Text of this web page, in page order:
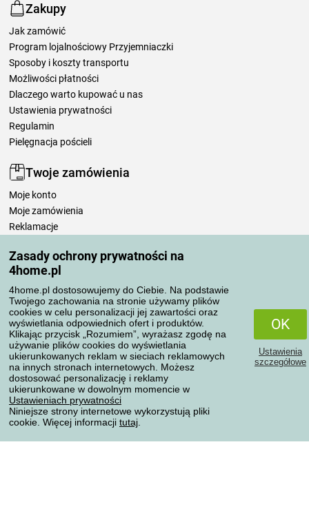
Zasady ochrony prywatności na
4home.pl
4home.pl dostosowujemy do Ciebie. Na podstawie
Twojego zachowania na stronie używamy plików
cookies w celu personalizacji jej zawartości oraz
wyświetlania odpowiednich ofert i produktów.
Klikając przycisk „Rozumiem”, wyrażasz zgodę na
używanie plików cookies do wyświetlania
ukierunkowanych reklam w sieciach reklamowych
na innych stronach internetowych. Możesz
dostosować personalizację i reklamy
ukierunkowane w dowolnym momencie w
Ustawieniach prywatności
Niniejsze strony internetowe wykorzystują pliki
cookie. Więcej informacji tutaj
OK
Ustawienia
szczegółowe
Zakupy
Jak zamówić
Program lojalnościowy Przyjemniaczki
Sposoby i koszty transportu
Możliwości płatności
Dlaczego warto kupować u nas
Ustawienia prywatności
Regulamin
Pielęgnacja pościeli
Twoje zamówienia
Moje konto
Moje zamówienia
Reklamacje
Zasady przetwarzania recenzji
Sposoby transportu
Metody płatności
Niezawodny sklep